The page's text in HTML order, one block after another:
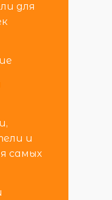
для
и
самых